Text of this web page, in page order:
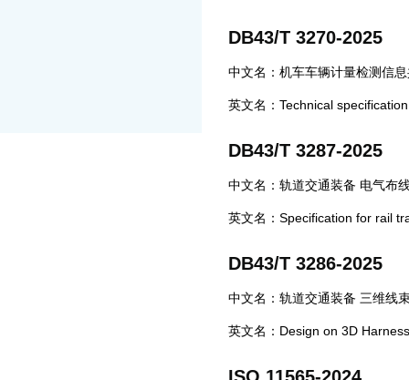
DB43/T 3270-2025
中文名：机车车辆计量检测信
英文名：Technical
DB43/T 3287-2025
中文名：轨道交通装备 电气布
英文名：Specification for rail
DB43/T 3286-2025
中文名：轨道交通装备 三维线
英文名：Design on 3D